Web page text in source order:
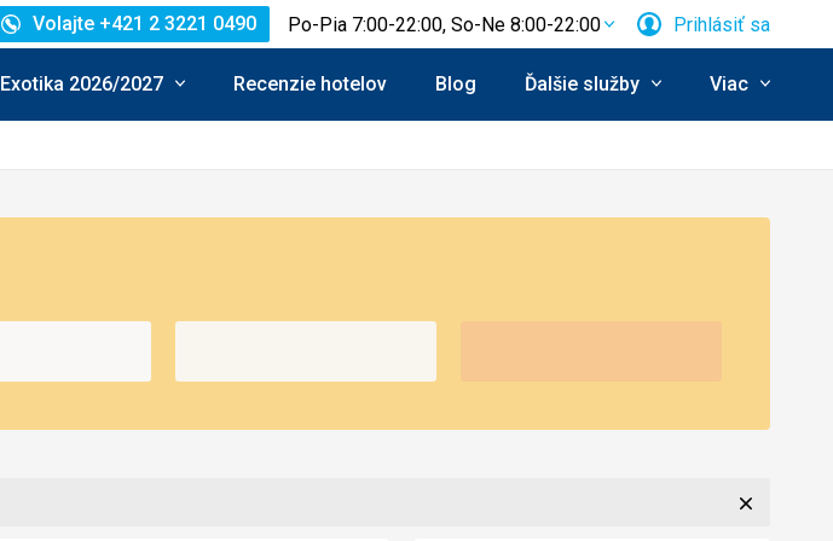
Volajte +421 2 3221 0490 Po-Pia 7:00-22:00, So-Ne 8:00-22:00 Prihlásiť sa
Exotika 2026/2027 Recenzie hotelov Blog Ďalšie služby Viac